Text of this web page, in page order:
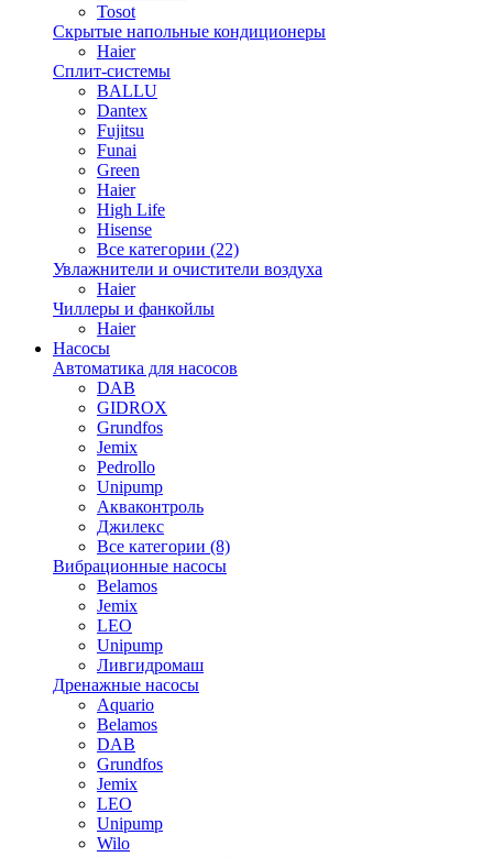
Tosot
Скрытые напольные кондиционеры
Haier
Сплит-системы
BALLU
Dantex
Fujitsu
Funai
Green
Haier
High Life
Hisense
Все категории (22)
Увлажнители и очистители воздуха
Haier
Чиллеры и фанкойлы
Haier
Насосы
Автоматика для насосов
DAB
GIDROX
Grundfos
Jemix
Pedrollo
Unipump
Акваконтроль
Джилекс
Все категории (8)
Вибрационные насосы
Belamos
Jemix
LEO
Unipump
Ливгидромаш
Дренажные насосы
Aquario
Belamos
DAB
Grundfos
Jemix
LEO
Unipump
Wilo